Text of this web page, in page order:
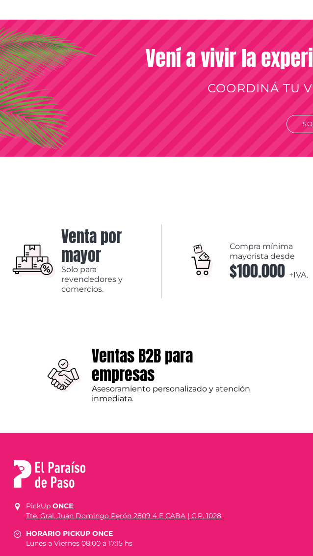
Vení a vivir la
COORDINÁ TU
Venta por
mayor
Solo para
revendedores y
comercios.
Compra mínima
mayorista desde
$100.000 +IVA.
Ventas B2B para
empresas
Asesoramiento personalizado y atención
inmediata.
PickUp ONCE:
Tte. Gral. Juan Domingo Perón 2809 4 E CABA | C.P. 1028
HORARIO PICKUP ONCE
Lunes a Viernes 08:00 a 17:15 hs